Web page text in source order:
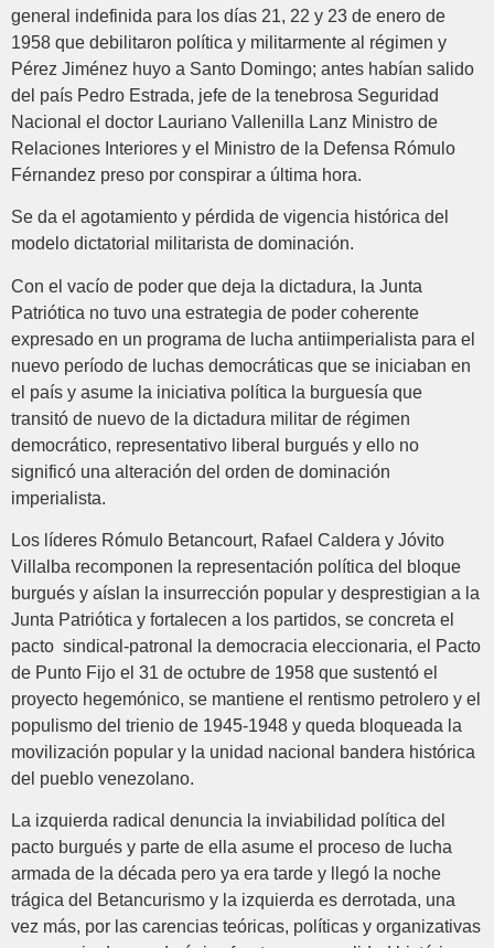
general indefinida para los días 21, 22 y 23 de enero de
1958 que debilitaron política y militarmente al régimen y
Pérez Jiménez huyo a Santo Domingo; antes habían salido
del país Pedro Estrada, jefe de la tenebrosa Seguridad
Nacional el doctor Lauriano Vallenilla Lanz Ministro de
Relaciones Interiores y el Ministro de la Defensa Rómulo
Férnandez preso por conspirar a última hora.
Se da el agotamiento y pérdida de vigencia histórica del
modelo dictatorial militarista de dominación.
Con el vacío de poder que deja la dictadura, la Junta
Patriótica no tuvo una estrategia de poder coherente
expresado en un programa de lucha antiimperialista para el
nuevo período de luchas democráticas que se iniciaban en
el país y asume la iniciativa política la burguesía que
transitó de nuevo de la dictadura militar de régimen
democrático, representativo liberal burgués y ello no
significó una alteración del orden de dominación
imperialista.
Los líderes Rómulo Betancourt, Rafael Caldera y Jóvito
Villalba recomponen la representación política del bloque
burgués y aíslan la insurrección popular y desprestigian a la
Junta Patriótica y fortalecen a los partidos, se concreta el
pacto sindical-patronal la democracia eleccionaria, el Pacto
de Punto Fijo el 31 de octubre de 1958 que sustentó el
proyecto hegemónico, se mantiene el rentismo petrolero y el
populismo del trienio de 1945-1948 y queda bloqueada la
movilización popular y la unidad nacional bandera histórica
del pueblo venezolano.
La izquierda radical denuncia la inviabilidad política del
pacto burgués y parte de ella asume el proceso de lucha
armada de la década pero ya era tarde y llegó la noche
trágica del Betancurismo y la izquierda es derrotada, una
vez más, por las carencias teóricas, políticas y organizativas